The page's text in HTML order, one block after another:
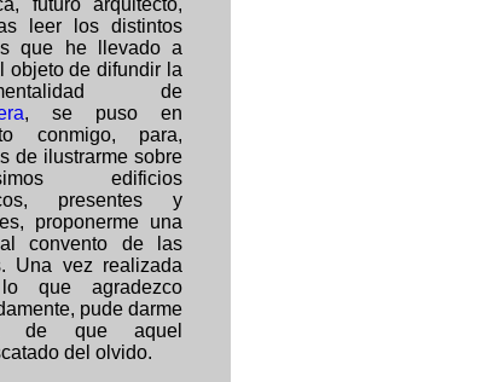
futuro arquitecto,
leer los distintos
que he llevado a
objeto de difundir la
de
, se puso en
conmigo, para,
de ilustrarme sobre
edificios
presentes y
proponerme una
convento de las
Una vez realizada
que agradezco
pude darme
de que aquel
del olvido.